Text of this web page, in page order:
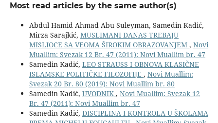
Most read articles by the same author(s)
Abdul Hamid Ahmad Abu Suleyman, Samedin Kadić,
Mirza Sarajkić, MUSLIMANI DANAS TREBAJU
MISLIOCE SA VEOMA ŠIROKIM OBRAZOVANJEM , Novi
Muallim: Svezak 12 Br. 47 (2011): Novi Muallim br. 47
Samedin Kadić, LEO STRAUSS I OBNOVA KLASIČNE
ISLAMSKE POLITIČKE FILOZOFIJE , Novi Muallim:
Svezak 20 Br. 80 (2019): Novi Muallim br. 80
Samedin Kadić, UVODNIK , Novi Muallim: Svezak 12
Br. 47 (2011): Novi Muallim br. 47
Samedin Kadić, DISCIPLINA I KONTROLA U ŠKOLAMA